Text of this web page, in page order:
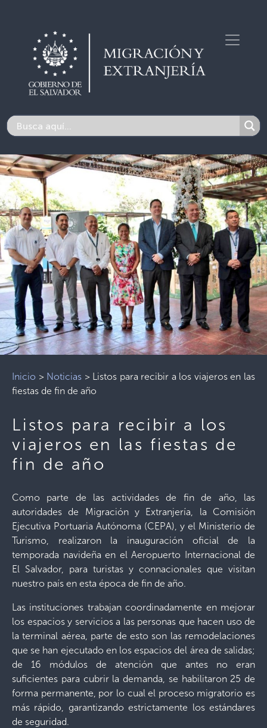
Inicio > Noticias > Listos para recibir a los viajeros en las
fiestas de fin de año
Listos para recibir a los
viajeros en las fiestas de
fin de año
Como parte de las actividades de fin de año, las
autoridades de Migración y Extranjería, la Comisión
Ejecutiva Portuaria Autónoma (CEPA), y el Ministerio de
Turismo, realizaron la inauguración oficial de la
temporada navideña en el Aeropuerto Internacional de
El Salvador, para turistas y connacionales que visitan
nuestro país en esta época de fin de año.
Las instituciones trabajan coordinadamente en mejorar
los espacios y servicios a las personas que hacen uso de
la terminal aérea, parte de esto son las remodelaciones
que se han ejecutado en los espacios del área de salidas;
de 16 módulos de atención que antes no eran
suficientes para cubrir la demanda, se habilitaron 25 de
forma permanente, por lo cual el proceso migratorio es
más rápido, garantizando estrictamente los estándares
de seguridad.